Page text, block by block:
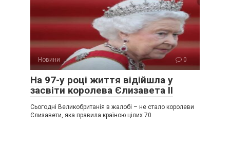
Новини 0
На 97-у році життя відійшла у
засвіти королева Єлизавета ІІ
Сьогодні Великобританія в жалобі – не стало королеви
Єлизавети, яка правила країною цілих 70